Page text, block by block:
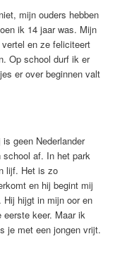
mijn ouders hebben
ik 14 jaar was. Mijn
en ze feliciteert
Op school durf ik er
er over beginnen valt
geen Nederlander
af. In het park
lijf. Het is zo
en hij begint mij
hijgt in mijn oor en
keer. Maar ik
je met een jongen vrijt.